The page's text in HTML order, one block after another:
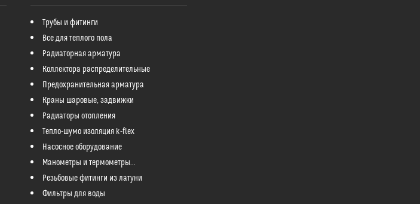
Трубы и фитинги
Все для теплого пола
Радиаторная арматура
Коллектора распределительные
Предохранительная арматура
Краны шаровые, задвижки
Радиаторы отопления
Тепло-шумо изоляция k-flex
Насосное оборудование
Манометры и термометры...
Резьбовые фитинги из латуни
Фильтры для воды